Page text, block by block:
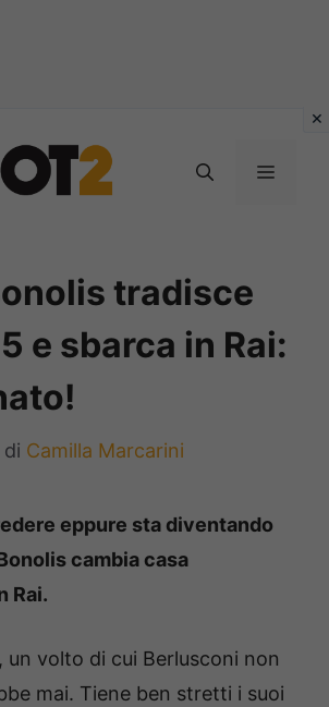
MENU
tradisce
e sbarca in Rai:
di Camilla Marcarini
eppure sta diventando
cambia casa
Rai.
un volto di cui Berlusconi non
mai. Tiene ben stretti i suoi